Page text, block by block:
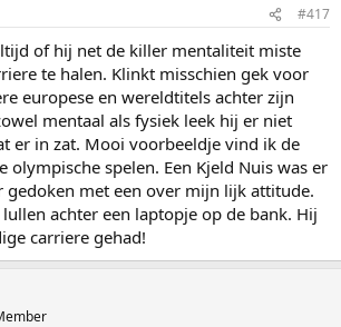
#417
of hij net de killer mentaliteit miste
te halen. Klinkt misschien gek voor
europese en wereldtitels achter zijn
mentaal als fysiek leek hij er niet
er in zat. Mooi voorbeeldje vind ik de
olympische spelen. Een Kjeld Nuis was er
gedoken met een over mijn lijk attitude.
achter een laptopje op de bank. Hij
carriere gehad!